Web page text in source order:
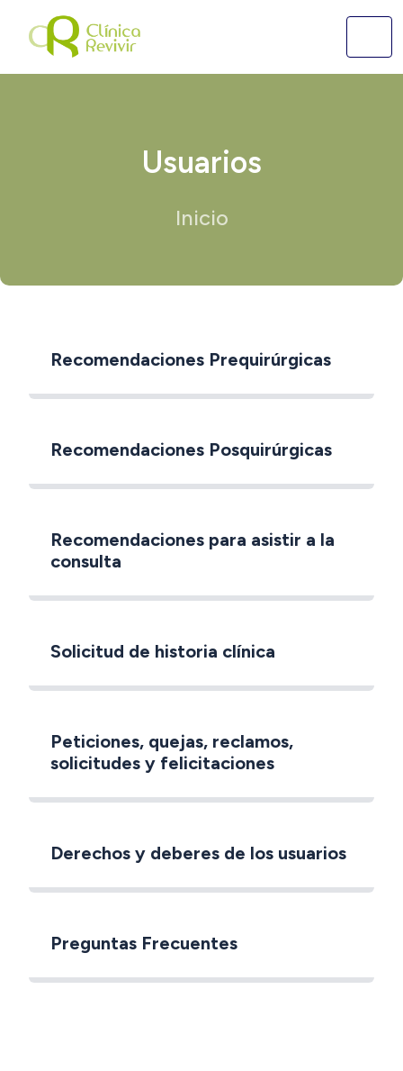
Usuarios
Inicio
Recomendaciones Prequirúrgicas
Recomendaciones Posquirúrgicas
Recomendaciones para asistir a la
consulta
Solicitud de historia clínica
Peticiones, quejas, reclamos,
solicitudes y felicitaciones
Derechos y deberes de los usuarios
Preguntas Frecuentes